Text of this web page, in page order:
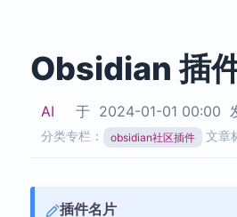
Obsidian 插
AI 于 2024-01-01 00:00
分类专栏： obsidian社区插件 文章
插件名片